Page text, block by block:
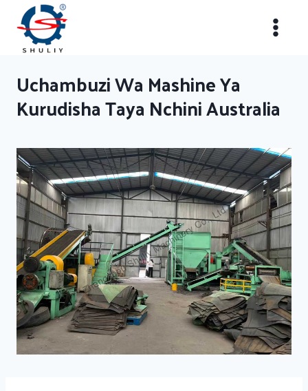
content
Uchambuzi Wa Mashine Ya
Kurudisha Taya Nchini Australia